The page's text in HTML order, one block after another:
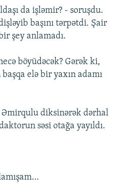
da işləmir? - soruşdu.
başını tərpətdi. Şair
şey anlamadı.
böyüdəcək? Gərək ki,
elə bir yaxın adamı
diksinərək dərhal
səsi otağa yayıldı.